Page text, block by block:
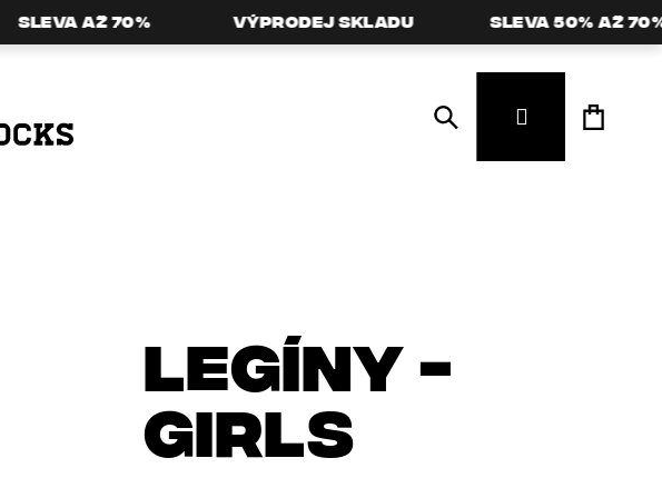
Sleva až 70% Výprodej skladu Sleva 50% až 70%
Hledat Přihlášení
LEGÍNY -
GIRLS